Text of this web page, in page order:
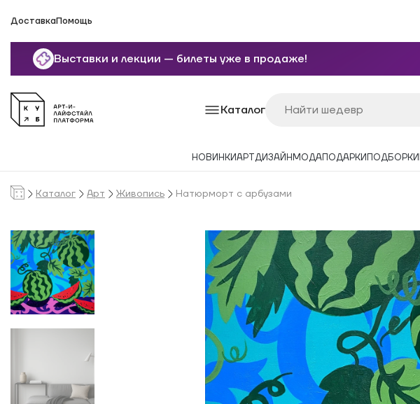
ДоставкаПомощь
Выставки и лекции — билеты уже в продаже!
Каталог
НОВИНКИАРТДИЗАЙН МОДАПОДАРКИ ПОДБОРКИ
Каталог Арт Живопись Натюрморт с арбузами